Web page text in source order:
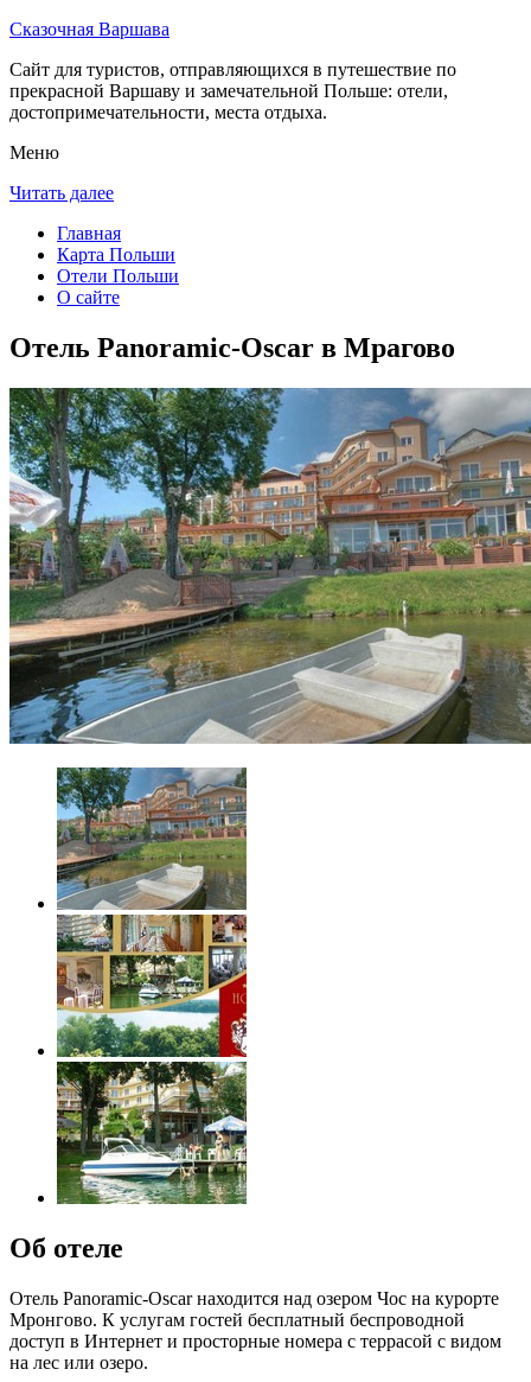
Сказочная Варшава
Сайт для туристов, отправляющихся в путешествие по
прекрасной Варшаву и замечательной Польше: отели,
достопримечательности, места отдыха.
Меню
Читать далее
Главная
Карта Польши
Отели Польши
О сайте
Отель Panoramic-Oscar в Мрагово
Об отеле
Отель Panoramic-Oscar находится над озером Чос на курорте
Мронгово. К услугам гостей бесплатный беспроводной
доступ в Интернет и просторные номера с террасой с видом
на лес или озеро.